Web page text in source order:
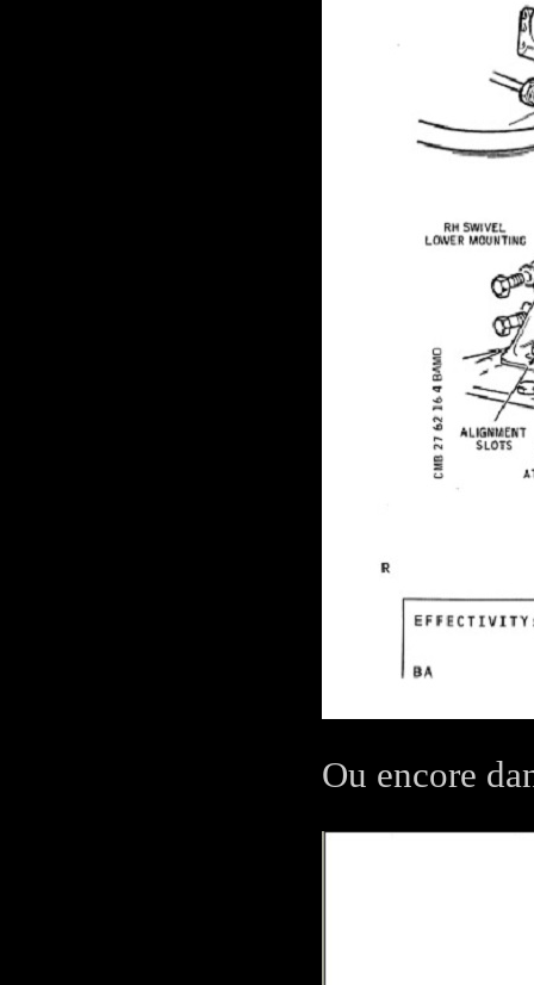
Ou encore